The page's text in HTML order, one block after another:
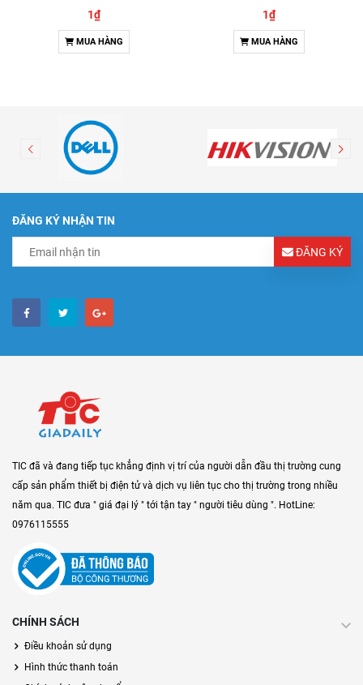
1₫
MUA HÀNG
1₫
MUA HÀNG
ĐĂNG KÝ NHẬN TIN
ĐĂNG KÝ
TIC đã và đang tiếp tục khẳng định vị trí của người dẫn đầu thị trường cung
cấp sản phẩm thiết bị điện tử và dịch vụ liên tục cho thị trường trong nhiều
năm qua. TIC đưa " giá đại lý " tới tận tay " người tiêu dùng ". HotLine:
0976115555
CHÍNH SÁCH
Điều khoản sử dụng
Hình thức thanh toán